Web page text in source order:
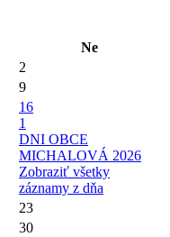
Ne
2
9
16
1
DNI OBCE
MICHALOVÁ 2026
Zobraziť všetky
záznamy z dňa
23
30